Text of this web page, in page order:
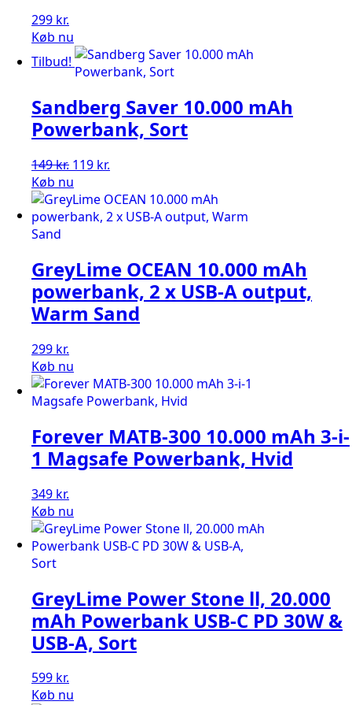
299 kr.
Køb nu
Tilbud!
Sandberg Saver 10.000 mAh
Powerbank, Sort
149kr. Den
oprindelige
pris
var:
119 kr.
pris
er:
Køb nu
GreyLime OCEAN 10.000 mAh
powerbank, 2 x USB-A output,
Warm Sand
299 kr.
Køb nu
Forever MATB-300 10.000 mAh 3-i-
1 Magsafe Powerbank, Hvid
349 kr.
Køb nu
GreyLime Power Stone ll, 20.000
mAh Powerbank USB-C PD 30W &
USB-A, Sort
599 kr.
Køb nu